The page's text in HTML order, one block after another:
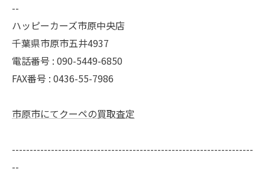
--
ハッピーカーズ市原中央店
千葉県市原市五井4937
電話番号 : 090-5449-6850
FAX番号 : 0436-55-7986
市原市にてクーペの買取査定
--------------------------------------------------------------------
--